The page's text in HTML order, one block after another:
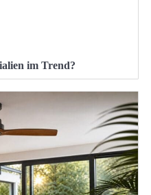
im Trend?